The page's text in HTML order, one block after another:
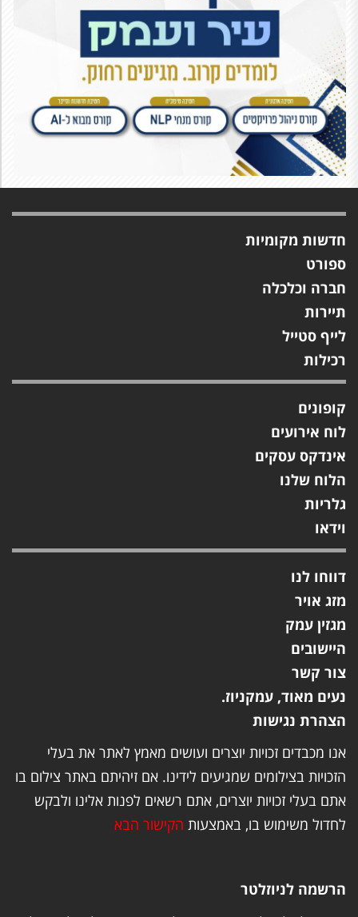
חדשות מקומיות
ספורט
חברה וכלכלה
תיירות
לייף סטייל
רכילות
קופונים
לוח אירועים
אינדקס עסקים
הלוח שלנו
גלריות
וידאו
דווחו לנו
מזג אויר
מגזין עמק
היישובים
צור קשר
נעים מאוד, עמקניוז.
הצהרת נגישות
אנו מכבדים זכויות יוצרים ועושים מאמץ לאתר את בעלי
הזכויות בצילומים שמגיעים לידינו. אם זיהיתם באתר צילום בו
אתם בעלי זכויות יוצרים, אתם רשאים לפנות אלינו ולבקש
לחדול משימוש בו, באמצעות הקישור הבא
הרשמה לניוזלטר